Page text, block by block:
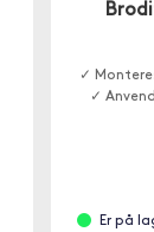
✓
✓
Er på